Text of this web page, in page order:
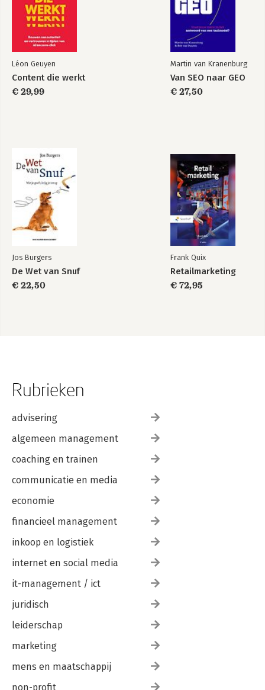
Léon Geuyen
Content die werkt
€ 29,99
Martin van Kranenburg
Van SEO naar GEO
€ 27,50
Jos Burgers
De Wet van Snuf
€ 22,50
Frank Quix
Retailmarketing
€ 72,95
Rubrieken
advisering
algemeen management
coaching en trainen
communicatie en media
economie
financieel management
inkoop en logistiek
internet en social media
it-management / ict
juridisch
leiderschap
marketing
mens en maatschappij
non-profit